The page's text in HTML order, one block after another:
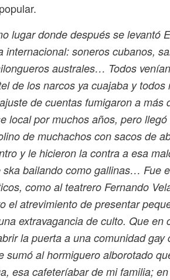
lugar donde después se levantó
internacional: soneros cubanos,
australes… Todos
de los narcos ya cuajaba y
de cuentas fumigaron a más
local por muchos años, pero
de muchachos con sacos de
y le hicieron la contra a esa
ska bailando como gallinas… Fue
como al teatrero Fernando
el atrevimiento de presentar
extravagancia de culto. Que
la puerta a una comunidad
sumó al hormiguero alborotado
esa cafeteríabar de mi familia;